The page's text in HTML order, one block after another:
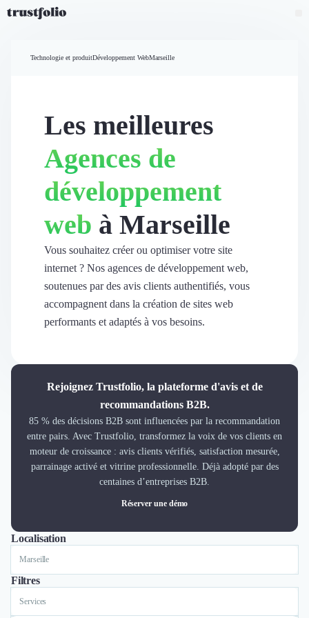
Widgets d'avis
Partage d’avis multicanal
Vidéo de témoignage
Vitrine & média
Suivi du ROI
Voir tous nos avis clients
Découvrir le média
Cabinet de Recrutement
Intérim
Formation
Gestion paie
Qualité de Vie au Travail (QVT)
Portage Salarial
Responsabilité Sociétale des Entreprises (RSE)
Marketplace de freelance
Coaching
Accueil
Technologie et produitDéveloppement WebMarseille
Les meilleures
Agences de
développement
web à Marseille
Vous souhaitez créer ou optimiser votre site
internet ? Nos agences de développement web,
soutenues par des avis clients authentifiés, vous
accompagnent dans la création de sites web
performants et adaptés à vos besoins.
Rejoignez Trustfolio, la plateforme d'avis et de
recommandations B2B.
85 % des décisions B2B sont influencées par la recommandation
entre pairs. Avec Trustfolio, transformez la voix de vos clients en
moteur de croissance : avis clients vérifiés, satisfaction mesurée,
parrainage activé et vitrine professionnelle. Déjà adopté par des
centaines d’entreprises B2B.
Réserver une démo
Localisation
ToutLyonParis
Filtres
Services